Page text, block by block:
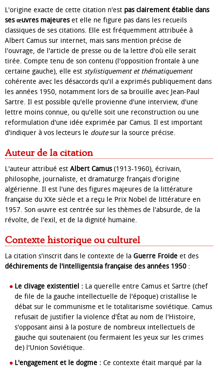
L'origine exacte de cette citation n'est pas clairement établie dans
ses œuvres majeureset elle ne figure pas dans les recueils
classiques de ses citations. Elle est fréquemment attribuée à
Albert Camus sur internet, mais sans mention précise de
l'ouvrage, de l'article de presse ou de la lettre d'où elle serait
tirée. Compte tenu de son contenu (l'opposition frontale à une
certaine gauche), elle est stylistiquement et thématiquement
cohérente avec les désaccords qu'il a exprimés publiquement dans
les années 1950, notamment lors de sa brouille avec Jean-Paul
Sartre. Il est possible qu'elle provienne d'une interview, d'une
lettre moins connue, ou qu'elle soit une reconstruction ou une
reformulation d'une idée exprimée par Camus. Il est important
d'indiquer à vos lecteurs le doutesur la source précise.
Auteur de la citation
L'auteur attribué est Albert Camus(1913-1960), écrivain,
philosophe, journaliste, et dramaturge français d'origine
algérienne. Il est l'une des figures majeures de la littérature
française du XXe siècle et a reçu le Prix Nobel de littérature en
1957. Son œuvre est centrée sur les thèmes de l'absurde, de la
révolte, de l'exil, et de la dignité humaine.
Contexte historique ou culturel
La citation s'inscrit dans le contexte de la Guerre Froide et des
déchirements de l'intelligentsia française des années 1950 :
Le clivage existentiel : La querelle entre Camus et Sartre (chef
de file de la gauche intellectuelle de l'époque) cristallise le
débat sur le communisme et le totalitarisme soviétique. Camus
refusait de justifier la violence d'État au nom de l'Histoire,
s'opposant ainsi à la posture de nombreux intellectuels de
gauche qui soutenaient (ou fermaient les yeux sur les crimes
de) l'Union Soviétique.
L'engagement et le dogme : Ce contexte était marqué par la